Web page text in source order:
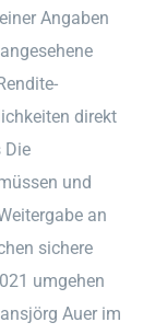
Angaben
direkt
Die
und
an
sichere
umgehen
Auer im